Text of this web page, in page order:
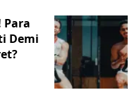
Para
Demi